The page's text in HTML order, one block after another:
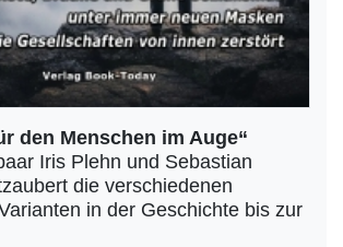
den Menschen im Auge“
Iris Plehn und Sebastian
die verschiedenen
in der Geschichte bis zur